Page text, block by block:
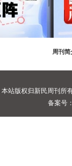
周刊简
本站版权归新民周刊所
备案号